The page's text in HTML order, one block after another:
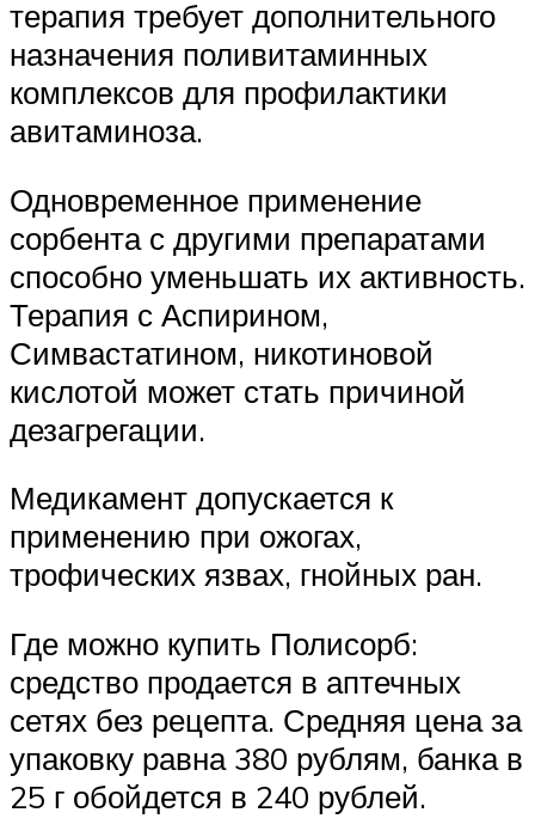
терапия требует дополнительного
назначения поливитаминных
комплексов для профилактики
авитаминоза.
Одновременное применение
сорбента с другими препаратами
способно уменьшать их активность.
Терапия с Аспирином,
Симвастатином, никотиновой
кислотой может стать причиной
дезагрегации.
Медикамент допускается к
применению при ожогах,
трофических язвах, гнойных ран.
Где можно купить Полисорб:
средство продается в аптечных
сетях без рецепта. Средняя цена за
упаковку равна 380 рублям, банка в
25 г обойдется в 240 рублей.